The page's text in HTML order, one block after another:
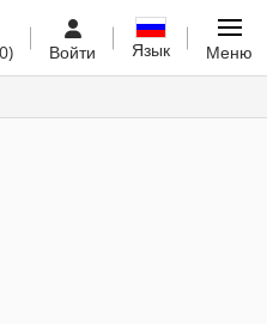
Войти Язык Меню